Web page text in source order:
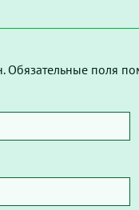
Обязательные поля